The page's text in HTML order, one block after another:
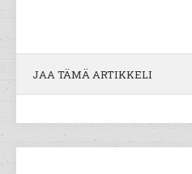
JAA TÄMÄ ARTIKKELI